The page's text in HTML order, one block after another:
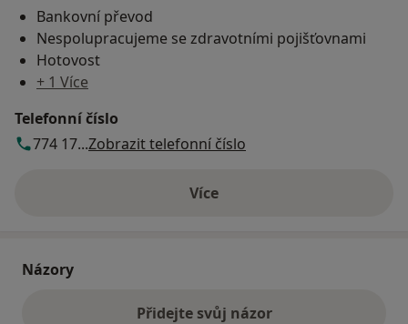
Bankovní převod
Nespolupracujeme se zdravotními pojišťovnami
Hotovost
+ 1 Více
Telefonní číslo
774 17...Zobrazit telefonní číslo
Víceo adrese
Názory
Přidejte svůj názor